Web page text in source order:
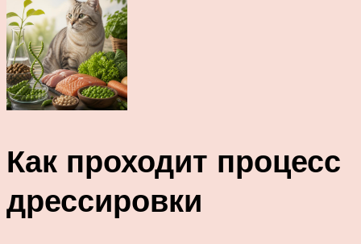
Как проходит процесс
дрессировки